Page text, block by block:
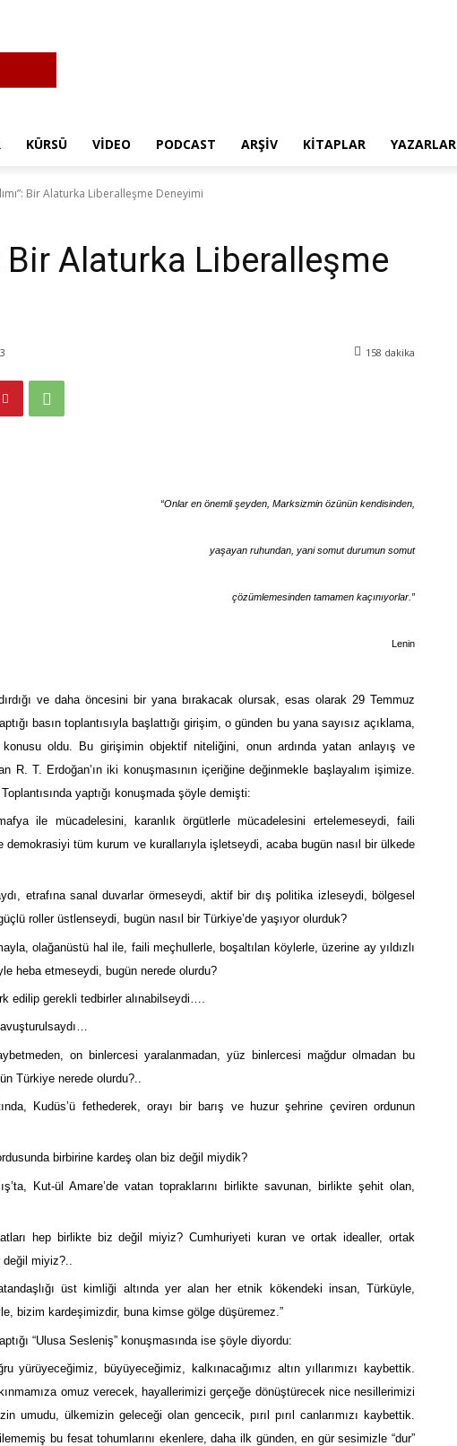
KÜRSÜ VIDEO PODCAST ARŞIV KITAPLAR YAZARLAR
Bir Alaturka Liberalleşme Deneyimi
Bir Alaturka Liberalleşme
158 dakika
“Onlar en önemli şeyden, Marksizmin özünün kendisinden,
yaşayan ruhundan, yani somut durumun somut
çözümlemesinden tamamen kaçınıyorlar.”
Lenin
ve daha öncesini bir yana bırakacak olursak, esas olarak 29 Temmuz
basın toplantısıyla başlattığı girişim, o günden bu yana sayısız açıklama,
oldu. Bu girişimin objektif niteliğini, onun ardında yatan anlayış ve
R. T. Erdoğan’ın iki konuşmasının içeriğine değinmekle başlayalım işimize.
yaptığı konuşmada şöyle demişti:
ile mücadelesini, karanlık örgütlerle mücadelesini ertelemeseydi, faili
tüm kurum ve kurallarıyla işletseydi, acaba bugün nasıl bir ülkede
etrafına sanal duvarlar örmeseydi, aktif bir dış politika izleseydi, bölgesel
roller üstlenseydi, bugün nasıl bir Türkiye’de yaşıyor olurduk?
olağanüstü hal ile, faili meçhullerle, boşaltılan köylerle, üzerine ay yıldızlı
heba etmeseydi, bugün nerede olurdu?
edilip gerekli tedbirler alınabilseydi….
on binlercesi yaralanmadan, yüz binlercesi mağdur olmadan bu
Türkiye nerede olurdu?..
Kudüs’ü fethederek, orayı bir barış ve huzur şehrine çeviren ordunun
birbirine kardeş olan biz değil miydik?
Kut-ül Amare’de vatan topraklarını birlikte savunan, birlikte şehit olan,
hep birlikte biz değil miyiz? Cumhuriyeti kuran ve ortak idealler, ortak
miyiz?..
üst kimliği altında yer alan her etnik kökendeki insan, Türküyle,
bizim kardeşimizdir, buna kimse gölge düşüremez.”
“Ulusa Sesleniş” konuşmasında ise şöyle diyordu:
yürüyeceğimiz, büyüyeceğimiz, kalkınacağımız altın yıllarımızı kaybettik.
omuz verecek, hayallerimizi gerçeğe dönüştürecek nice nesillerimizi
umudu, ülkemizin geleceği olan gencecik, pırıl pırıl canlarımızı kaybettik.
bu fesat tohumlarını ekenlere, daha ilk günden, en gür sesimizle “dur”